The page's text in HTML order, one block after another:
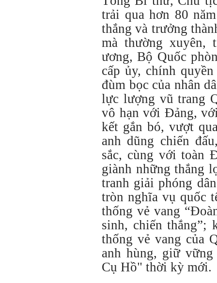
trải qua hơn 80
thắng và trưởng
mà thường xuyên,
ương, Bộ Quốc
cấp ủy, chính
đùm bọc của nhân
lực lượng vũ trang
vô hạn với Đảng,
kết gắn bó, vượt
anh dũng chiến
sắc, cùng với toàn
giành những thắng
tranh giải phóng
tròn nghĩa vụ quốc
thống vẻ vang
sinh, chiến thắng”;
thống vẻ vang của
anh hùng, giữ
Cụ Hồ" thời kỳ mới.